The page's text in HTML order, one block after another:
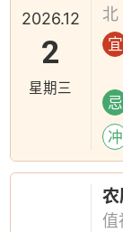
2026.12
2
星期三
北
宜
忌
冲
值